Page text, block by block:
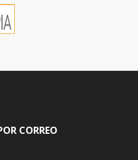
CORREO